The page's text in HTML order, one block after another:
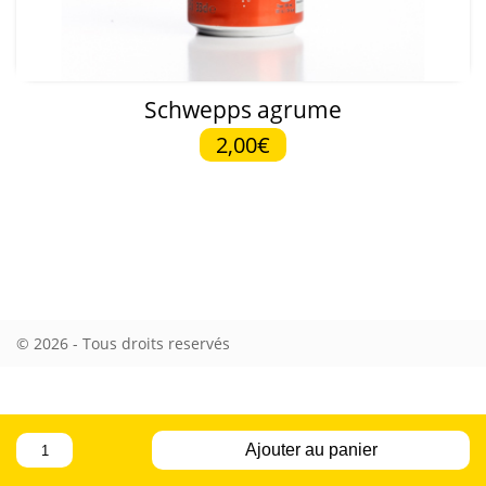
Schwepps agrume
2,00€
quantité
de
Schwepps
Ajouter au panier
© 2026 - Tous droits reservés